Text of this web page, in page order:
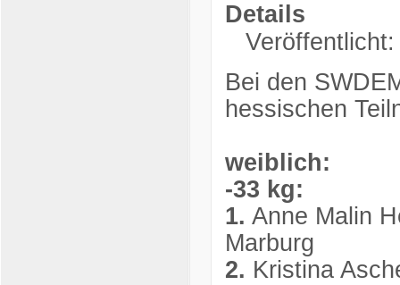
Details
Bei den
hessischen
weiblich:
-33 kg:
1. Anne Malin
Marburg
2. Kristina